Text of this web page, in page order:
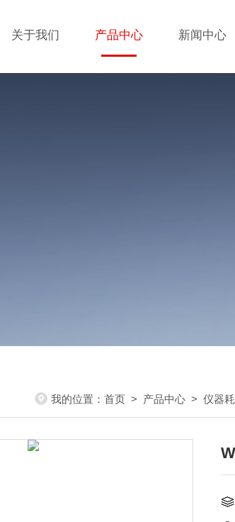
关于我们 产品中心 新闻中心
我的位置： 首页 > 产品中心 > 仪器